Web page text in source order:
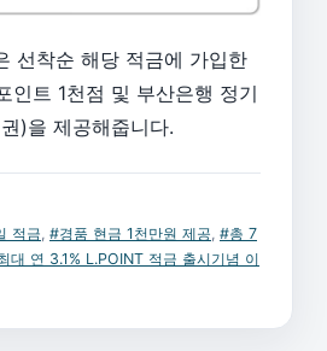
선착순 해당 적금에 가입한
인트 1천점 및 부산은행 정기
)을 제공해줍니다.
적금 #경품 현금 1천만원 제공 #총 7
대 연 3.1% L.POINT 적금 출시기념 이